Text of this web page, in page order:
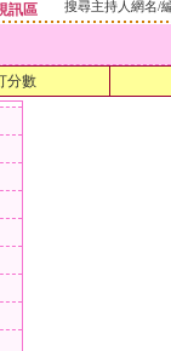
訊區 搜尋主持人網名/
分數